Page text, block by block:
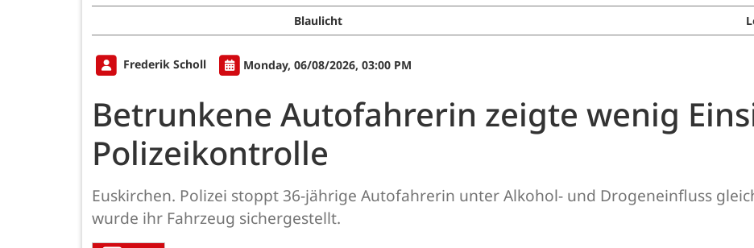
Blaulicht
Frederik Scholl Monday, 06/08/2026, 03:00 PM
Betrunkene Autofahrerin zeigte wenig
Polizeikontrolle
Euskirchen. Polizei stoppt 36-jährige Autofahrerin unter Alkohol- und Drogeneinfluss
wurde ihr Fahrzeug sichergestellt.